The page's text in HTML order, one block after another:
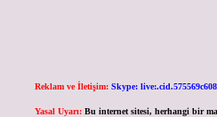
Reklam ve İletişim: Skype:
Yasal Uyarı: Bu internet sitesi, herhangi bir